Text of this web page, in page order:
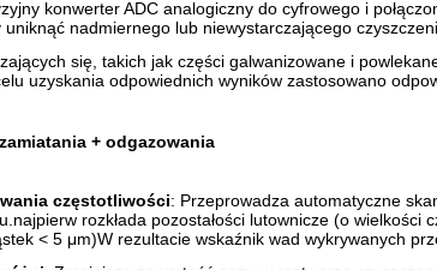
konwerter ADC analogiczny do cyfrowego i
nadmiernego lub niewystarczającego
się, takich jak części galwanizowane i
uzyskania odpowiednich wyników zastosowano
+ odgazowania
częstotliwości: Przeprowadza automatyczne
rozkłada pozostałości lutownicze (o
< 5 μm)W rezultacie wskaźnik wad wykrywanych